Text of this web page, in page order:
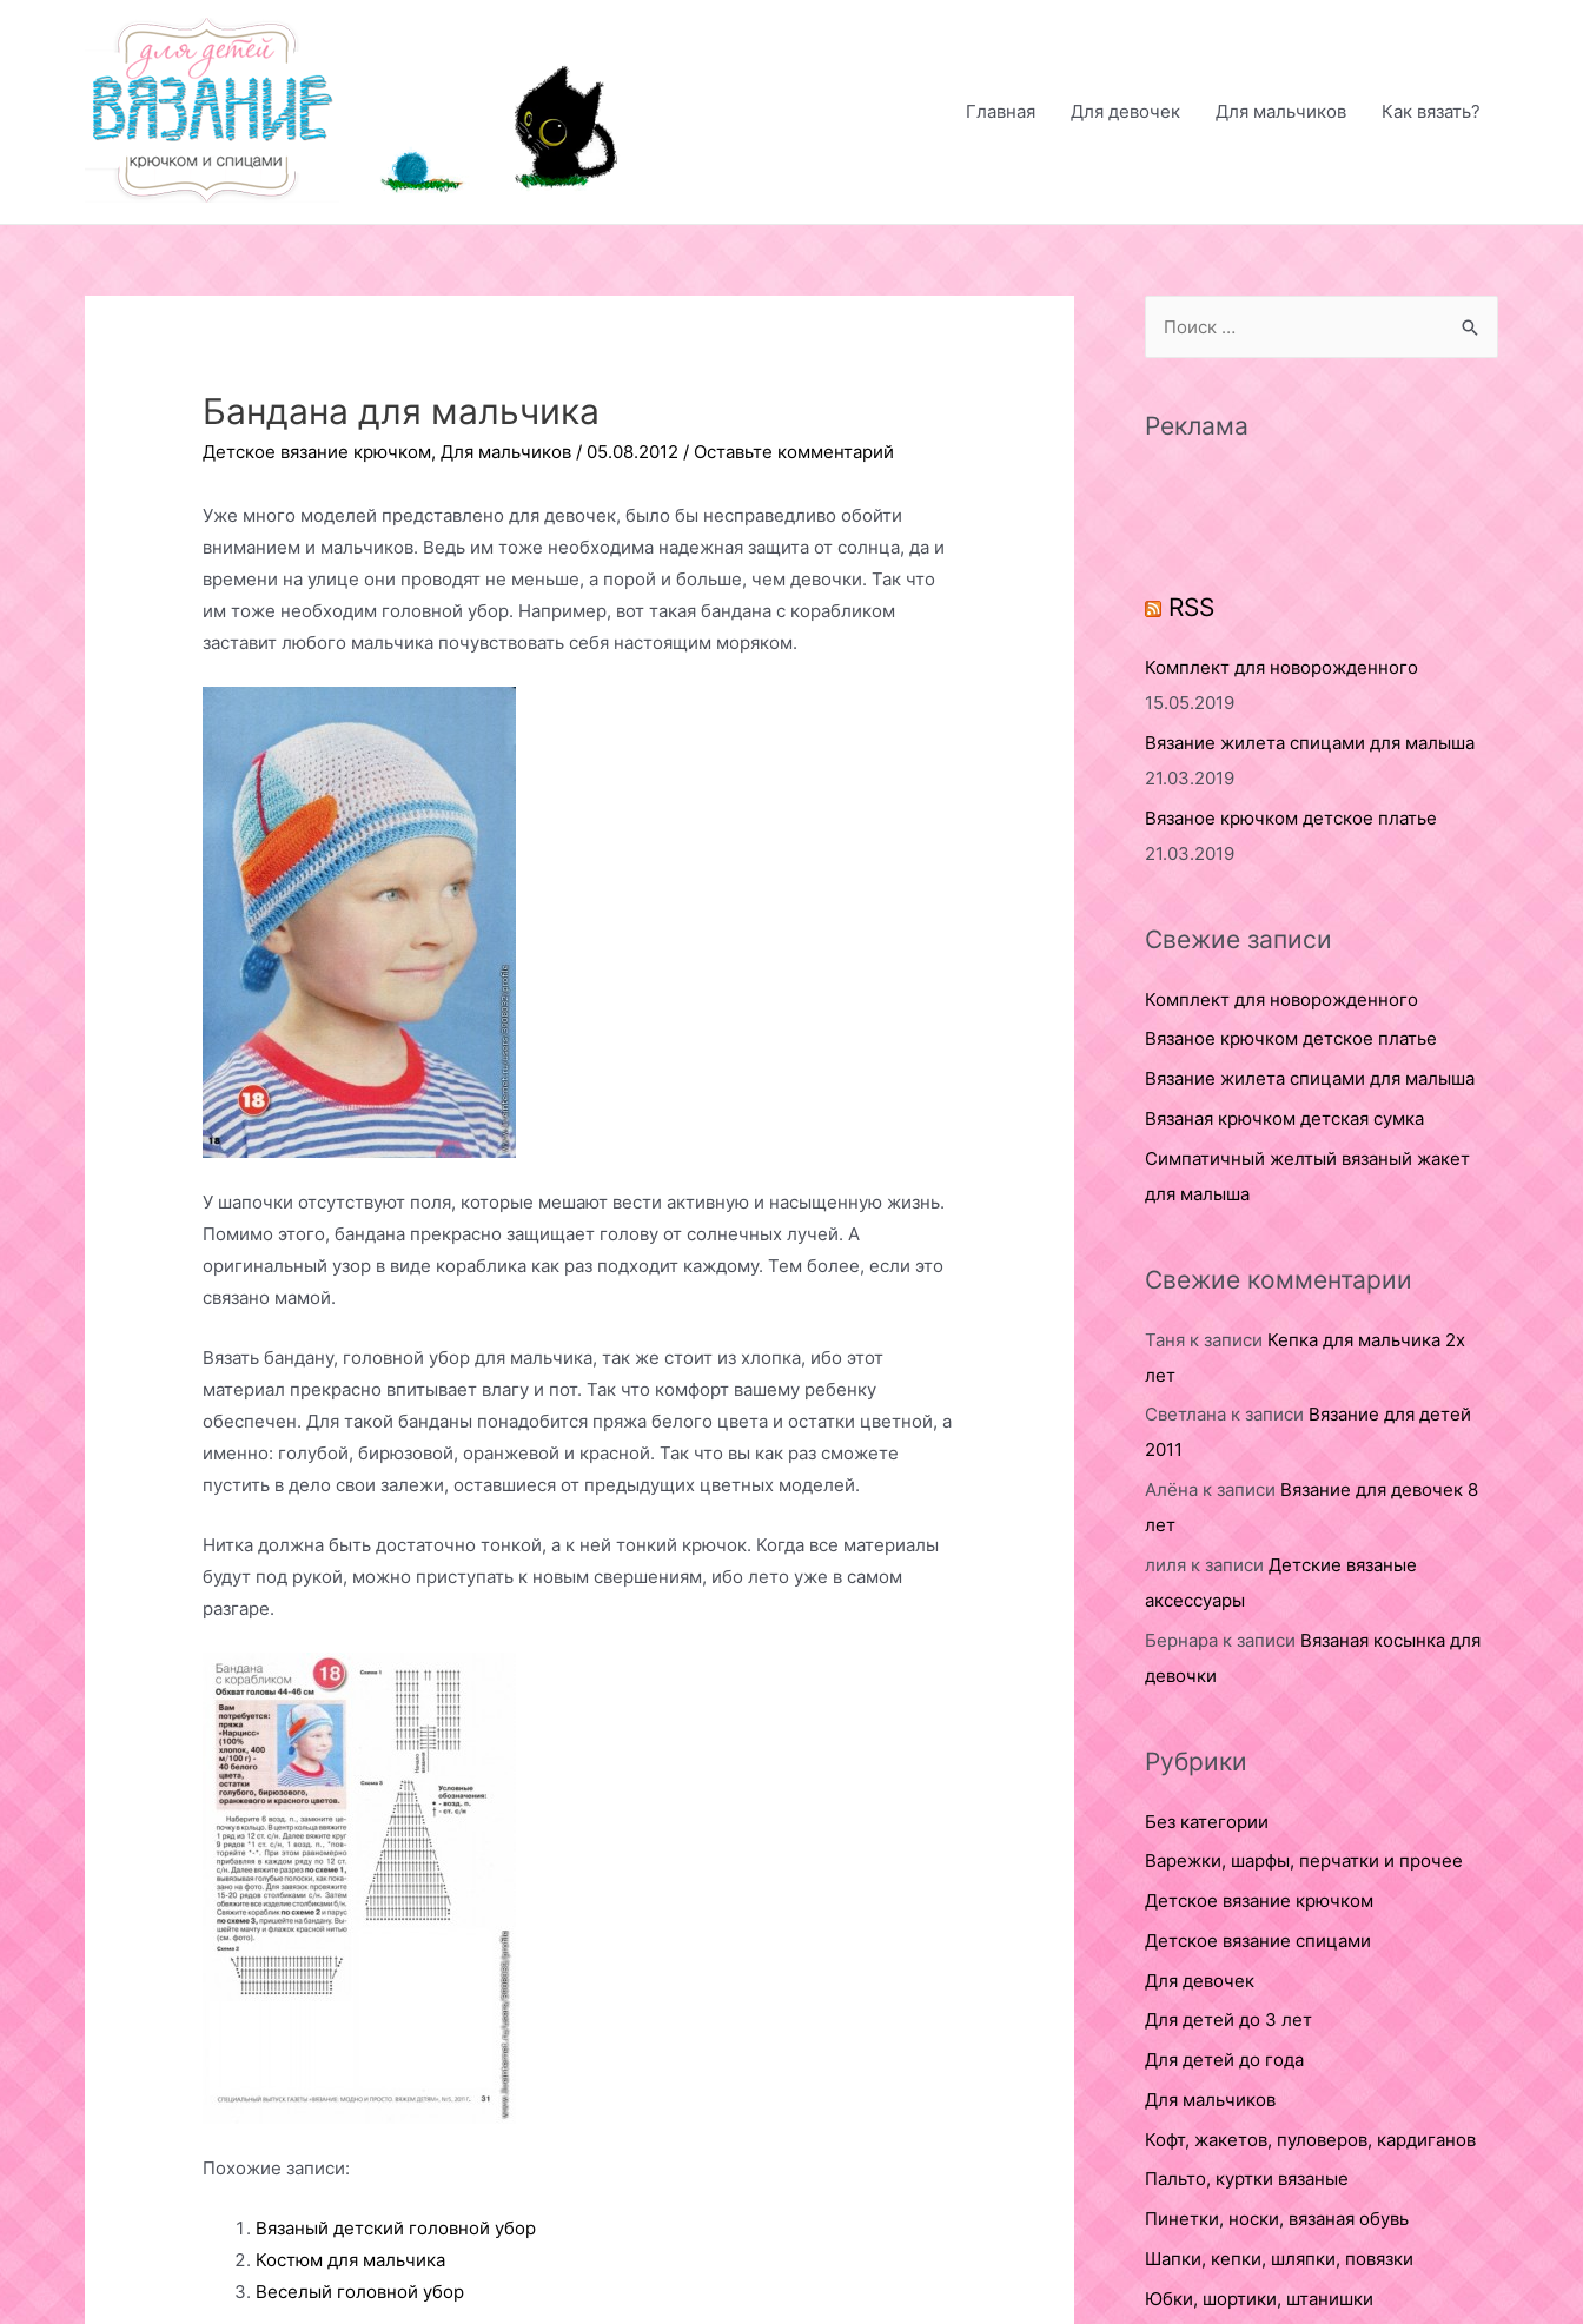
содержимому
Главная
Для девочек Для мальчиков Как вязать?
Бандана для мальчика
Детское вязание крючком,Для мальчиков / 05.08.2012 / Оставьте комментарий
Уже много моделей представлено для девочек, было бы несправедливо обойти
вниманием и мальчиков. Ведь им тоже необходима надежная защита от солнца, да и
времени на улице они проводят не меньше, а порой и больше, чем девочки. Так что
им тоже необходим головной убор. Например, вот такая бандана с корабликом
заставит любого мальчика почувствовать себя настоящим моряком.
У шапочки отсутствуют поля, которые мешают вести активную и насыщенную жизнь.
Помимо этого, бандана прекрасно защищает голову от солнечных лучей. А
оригинальный узор в виде кораблика как раз подходит каждому. Тем более, если это
связано мамой.
Вязать бандану, головной убор для мальчика, так же стоит из хлопка, ибо этот
материал прекрасно впитывает влагу и пот. Так что комфорт вашему ребенку
обеспечен. Для такой банданы понадобится пряжа белого цвета и остатки цветной, а
именно: голубой, бирюзовой, оранжевой и красной. Так что вы как раз сможете
пустить в дело свои залежи, оставшиеся от предыдущих цветных моделей.
Нитка должна быть достаточно тонкой, а к ней тонкий крючок. Когда все материалы
будут под рукой, можно приступать к новым свершениям, ибо лето уже в самом
разгаре.
Похожие записи:
Вязаный детский головной убор
Костюм для мальчика
Веселый головной убор
rРеклама
RSS
Комплект для новорожденного
15.05.2019
Вязание жилета спицами для малыша
21.03.2019
Вязаное крючком детское платье
21.03.2019
Свежие записи
Комплект для новорожденного
Вязаное крючком детское платье
Вязание жилета спицами для малыша
Вязаная крючком детская сумка
Симпатичный желтый вязаный жакет
для малыша
Свежие комментарии
Таня к записи Кепка для мальчика 2х
лет
Светлана к записи Вязание для детей
2011
Алёна к записи Вязание для девочек 8
лет
лиля к записи Детские вязаные
аксессуары
Бернара к записи Вязаная косынка для
девочки
Рубрики
Без категории
Варежки, шарфы, перчатки и прочее
Детское вязание крючком
Детское вязание спицами
Для девочек
Для детей до 3 лет
Для детей до года
Для мальчиков
Кофт, жакетов, пуловеров, кардиганов
Пальто, куртки вязаные
Пинетки, носки, вязаная обувь
Шапки, кепки, шляпки, повязки
Юбки, шортики, штанишки